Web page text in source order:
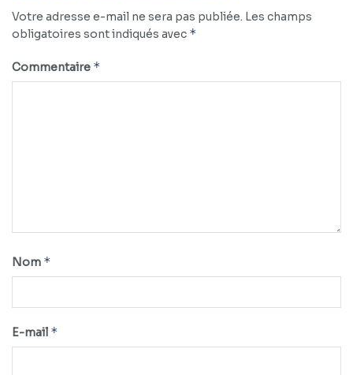
Votre adresse e-mail ne sera pas publiée. Les champs
obligatoires sont indiqués avec *
Commentaire *
Nom *
E-mail *